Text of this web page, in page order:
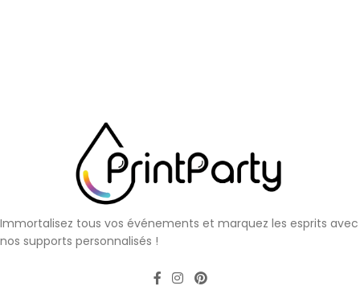
Immortalisez tous vos événements et marquez les esprits avec
nos supports personnalisés !